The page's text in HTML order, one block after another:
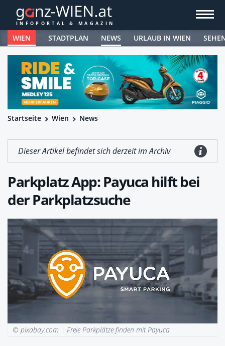
WIEN STADTPLAN NEWS URLAUB IN WIEN
Startseite Wien News
Dieser Artikel befindet sich derzeit im Archiv
Parkplatz App: Payuca hilft bei
der Parkplatzsuche
© pixabay.com |Freie Parkplätze finden mit Payuca